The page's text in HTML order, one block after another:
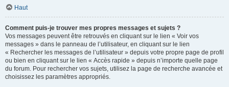
Haut
Comment puis-je trouver mes propres messages et sujets ?
Vos messages peuvent être retrouvés en cliquant sur le lien « Voir vos
messages » dans le panneau de l’utilisateur, en cliquant sur le lien
« Rechercher les messages de l’utilisateur » depuis votre propre page de profil
ou bien en cliquant sur le lien « Accès rapide » depuis n’importe quelle page
du forum. Pour rechercher vos sujets, utilisez la page de recherche avancée et
choisissez les paramètres appropriés.